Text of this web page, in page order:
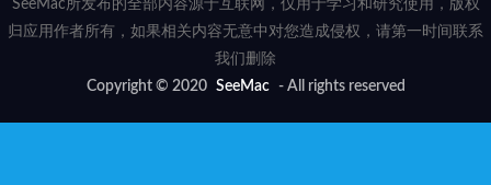
SeeMac所发布的全部内容源于互联网，仅用于学习和研究使用，版权
归应用作者所有，如果相关内容无意中对您造成侵权，请第一时间联系
我们删除
Copyright © 2020 SeeMac - All rights reserved